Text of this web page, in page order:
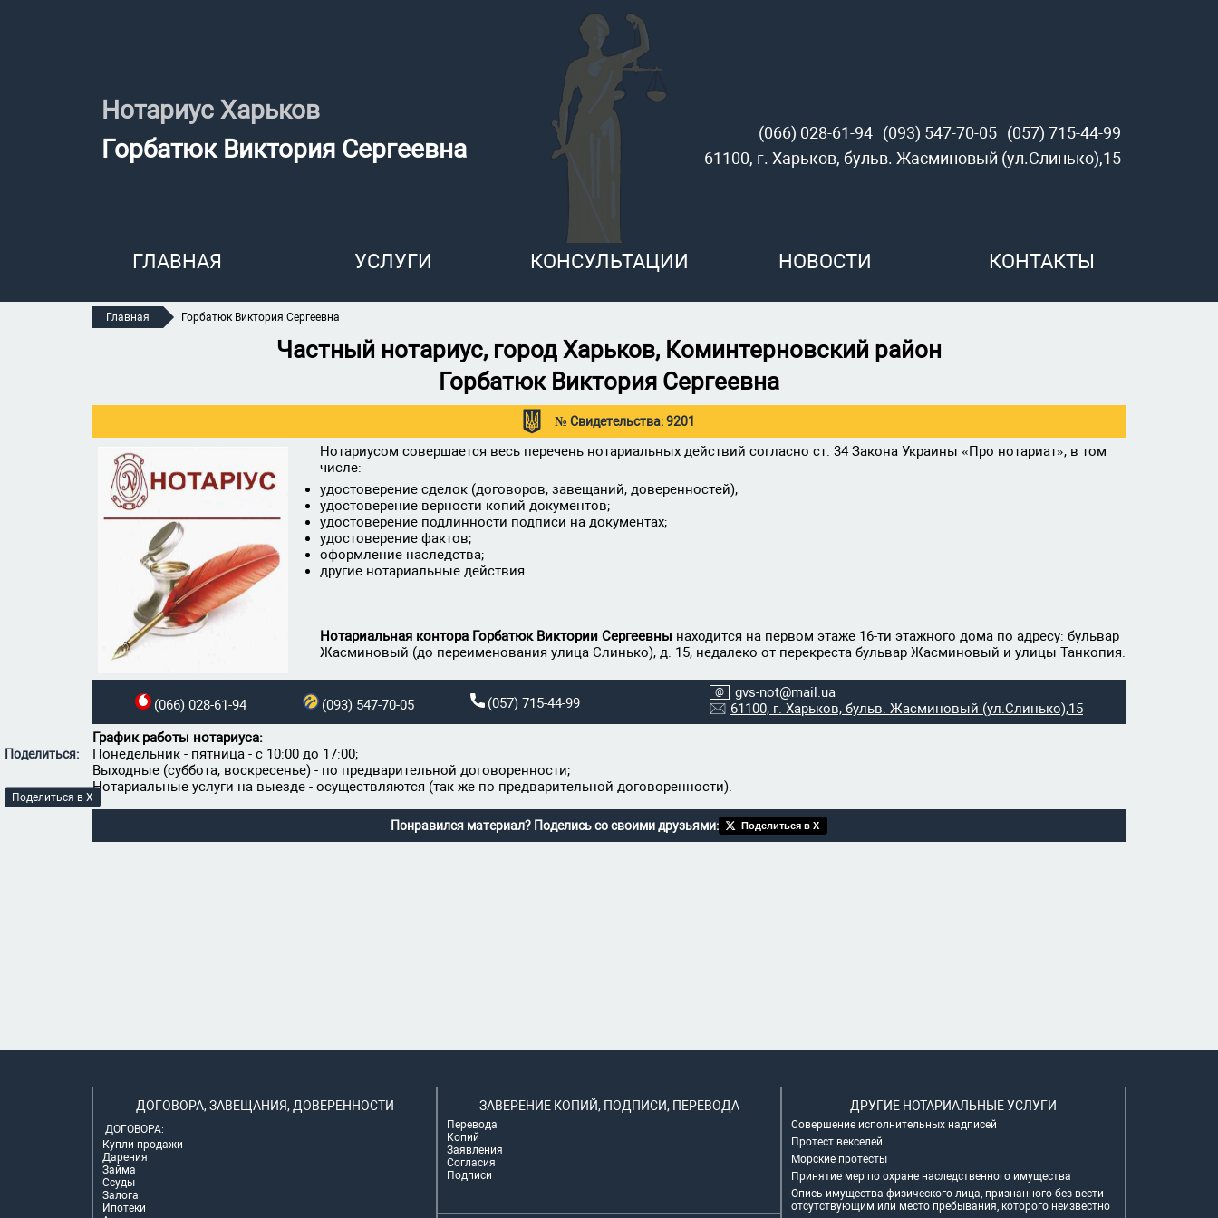
Поделиться:
Поделиться в X
Нотариус Харьков
Горбатюк Виктория Сергеевна
(066) 028-61-94 (093) 547-70-05 (057) 715-44-99
61100, г. Харьков, бульв. Жасминовый (ул.Слинько),15
ГЛАВНАЯ УСЛУГИ КОНСУЛЬТАЦИИ НОВОСТИ КОНТАКТЫ
Главная Горбатюк Виктория Сергеевна
Частный нотариус, город Харьков, Коминтерновский район
Горбатюк Виктория Сергеевна
№ Свидетельства: 9201
Нотариусом совершается весь перечень нотариальных действий согласно ст. 34 Закона Украины «Про нотариат», в том
числе:
удостоверение сделок (договоров, завещаний, доверенностей);
удостоверение верности копий документов;
удостоверение подлинности подписи на документах;
удостоверение фактов;
оформление наследства;
другие нотариальные действия.
Нотариальная контора Горбатюк Виктории Сергеевны находится на первом этаже 16-ти этажного дома по адресу: бульвар
Жасминовый (до переименования улица Слинько), д. 15, недалеко от перекреста бульвар Жасминовый и улицы Танкопия.
(066) 028-61-94 (093) 547-70-05 (057) 715-44-99 61100, г. Харьков, бульв. Жасминовый (ул.Слинько),15
gvs-not@mail.ua
График работы нотариуса:
Понедельник - пятница - с 10:00 до 17:00;
Выходные (суббота, воскресенье) - по предварительной договоренности;
Нотариальные услуги на выезде - осуществляются (так же по предварительной договоренности).
Понравился материал? Поделись со своими друзьями: Поделиться в X
ДОГОВОРА, ЗАВЕЩАНИЯ, ДОВЕРЕННОСТИ
ДОГОВОРА:
Купли продажи
Дарения
Займа
Ссуды
Залога
Ипотеки
ЗАВЕРЕНИЕ КОПИЙ, ПОДПИСИ, ПЕРЕВОДА
Перевода
Копий
Заявления
Согласия
Подписи
ДРУГИЕ НОТАРИАЛЬНЫЕ УСЛУГИ
Совершение исполнительных надписей
Протест векселей
Морские протесты
Принятие мер по охране наследственного имущества
Опись имущества физического лица, признанного без вести
отсутствующим или место пребывания, которого неизвестно